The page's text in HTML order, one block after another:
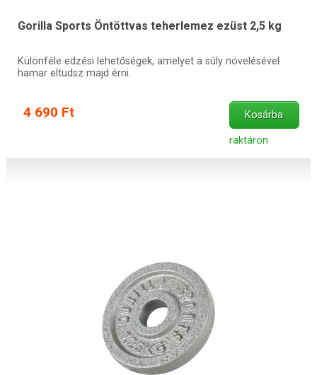
Gorilla Sports Öntöttvas teherlemez ezüst 2,5 kg
Különféle edzési lehetőségek, amelyet a súly növelésével
hamar eltudsz majd érni.
4 690 Ft Kosárba
raktáron